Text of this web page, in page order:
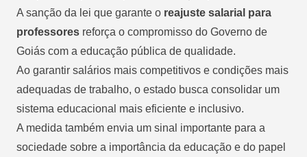
A sanção da lei que garante o reajuste salarial para
professores reforça o compromisso do Governo de
Goiás com a educação pública de qualidade.
Ao garantir salários mais competitivos e condições mais
adequadas de trabalho, o estado busca consolidar um
sistema educacional mais eficiente e inclusivo.
A medida também envia um sinal importante para a
sociedade sobre a importância da educação e do papel